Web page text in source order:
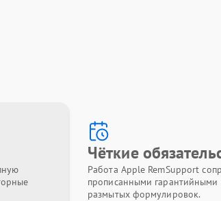
Чёткие
Работа Apple RemSupport
прописанными гарантийными
размытых формулировок.